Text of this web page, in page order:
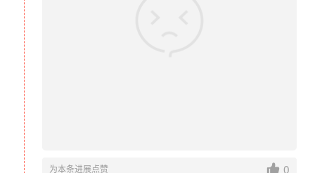
桂馨基金会自2008年成立以来，专注中国中西部发展中地区
的基础教育支持。通过十三年的项目探索和实践，基金会建
立了桂馨书屋（让改变从阅读开始）、桂馨科学课（让每一
个孩子有良好的科学素养）、桂馨乡村教师支持（让乡村教
师更有力量）和馨艺术课堂（让乡村儿童发现美、创造美、
享受美）四个公益项目体系，并形成了硬件支持为辅，支持
乡村教师发展和成长为主的教育公益项目内容和模式，以此
为本条进展点赞 0